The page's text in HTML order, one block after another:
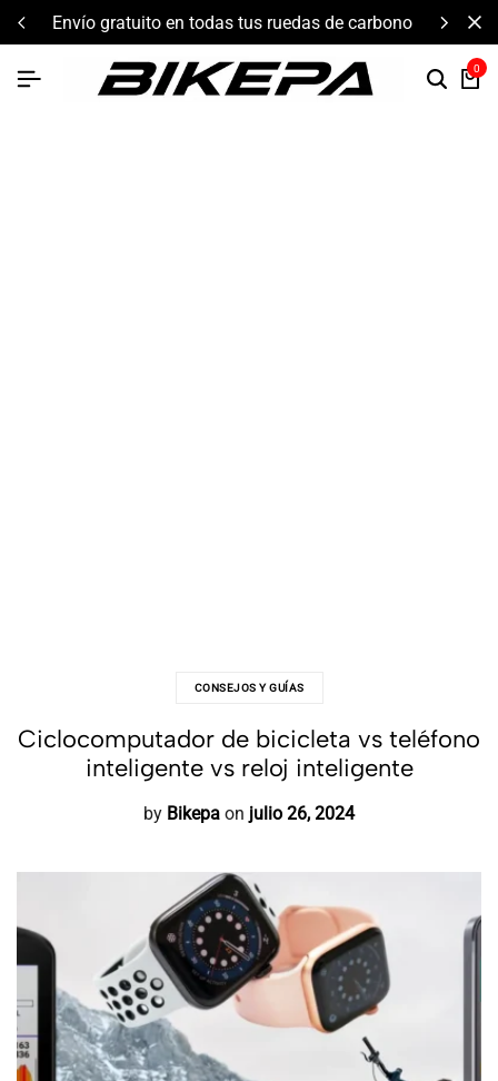
en todas tus ruedas de carbono componentes
0
CONSEJOS Y GUÍAS
Ciclocomputador de bicicleta vs teléfono
inteligente vs reloj inteligente
by Bikepa on julio 26, 2024